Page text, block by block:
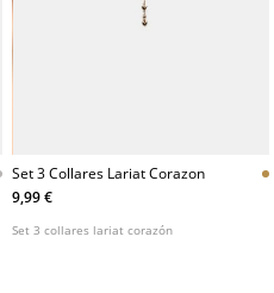
Set 3 Collares Lariat Corazon
9,99 €
Set 3 collares lariat corazón